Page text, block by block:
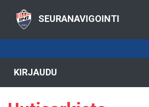
SEURANAVIGOINTI
KIRJAUDU